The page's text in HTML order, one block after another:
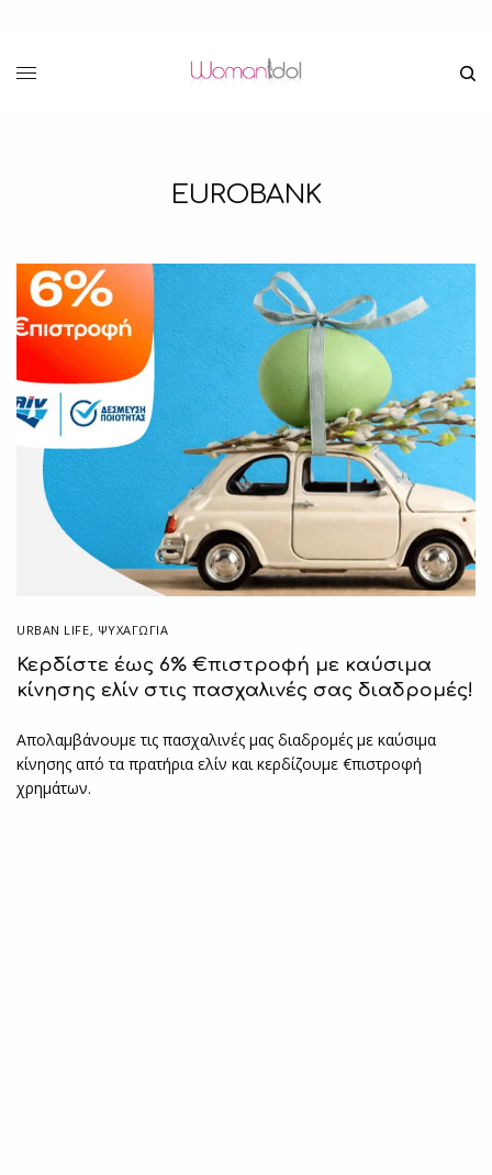
EUROBANK
URBAN LIFE, ΨΥΧΑΓΩΓΙΑ
Κερδίστε έως 6% €πιστροφή με καύσιμα
κίνησης ελίν στις πασχαλινές σας διαδρομές!
Απολαμβάνουμε τις πασχαλινές μας διαδρομές με καύσιμα
κίνησης από τα πρατήρια ελίν και κερδίζουμε €πιστροφή
χρημάτων.